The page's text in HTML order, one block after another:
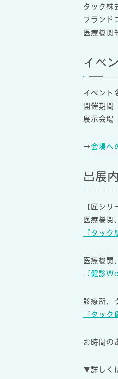
タック株
ブランド
医療機関
イベ
イベント
開催期
展示会
→会場へ
出展
【匠シリ
医療機関
『タック
医療機関
『健診
診療所、
『タック
お時間の
▼詳しく